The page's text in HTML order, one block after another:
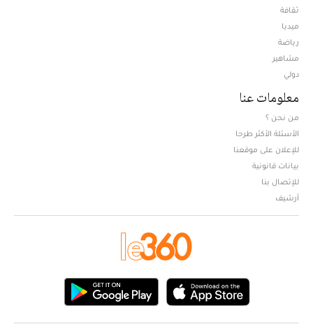
ثقافة
ميديا
رياضة
مشاهير
دولي
معلومات عنا
من نحن ؟
الأسئلة الأكثر طرحا
للإعلان على موقعنا
بيانات قانونية
للإتصال بنا
أرشيف